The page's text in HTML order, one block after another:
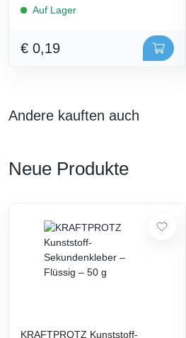
Auf Lager
€ 0,19
Andere kauften auch
Neue Produkte
KRAFTPROTZ Kunststoff-